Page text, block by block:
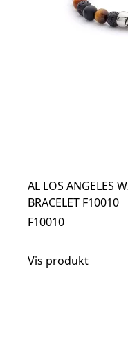
AL LOS ANGELES
BRACELET F10010
F10010
Vis produkt